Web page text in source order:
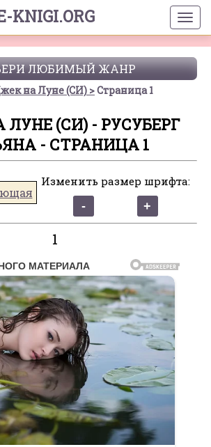
KNIGI.ORG
ЛЮБИМЫЙ ЖАНР
на Луне (СИ) Страница 1
(СИ) - РУСУБЕРГ
- СТРАНИЦА 1
Изменить размер шрифта:
1